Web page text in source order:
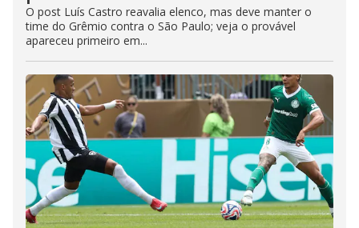
O post Luís Castro reavalia elenco, mas deve manter o
time do Grêmio contra o São Paulo; veja o provável
apareceu primeiro em...